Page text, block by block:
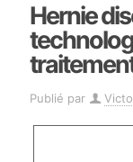
Hernie
Publié par